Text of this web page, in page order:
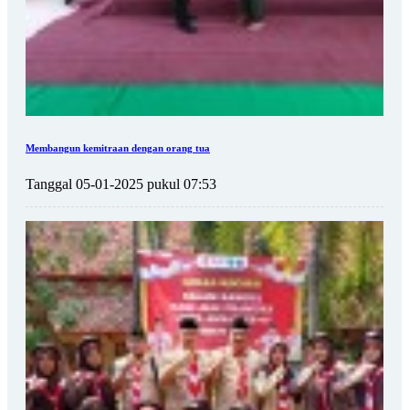
Membangun kemitraan dengan orang tua
Tanggal 05-01-2025 pukul 07:53